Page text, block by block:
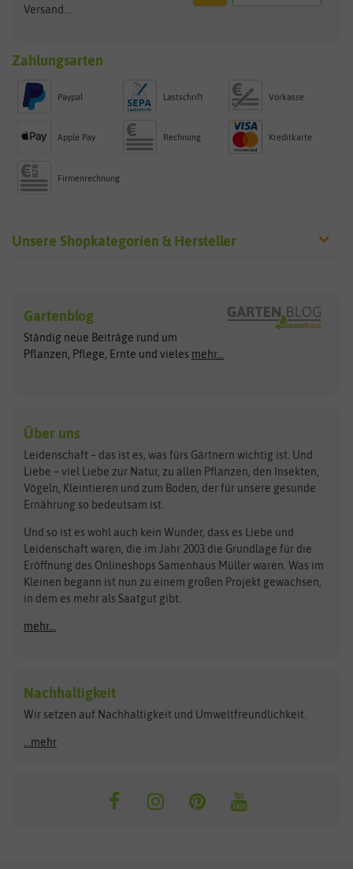
Versand...
Zahlungsarten
Paypal Lastschrift Vorkasse
Apple Pay Rechnung Kreditkarte
Firmenrechnung
Unsere Shopkategorien & Hersteller
Exotische Samen
Gemüsesamen
Gründünger
Kräutersamen
Obstsamen
Pilzbrut
Rasensamen
Steckzwiebeln
Zimmer & Kübelpflanzen
Kataloge
Schnäppchen
Anzucht & Gartenzubehör
Anzuchtschalen
Heizmatte & Heizkabel
Kokos-Quelltabletten
Zimmergewächshaus
Arche Noah
ASB Greenworld
Benary
Bingenheimer Saatgut
Bionana
BIOWOL
Blumicorn
Bûten Birds
Carl Pabst
Clever Pots
COMPO
Dürr-Samen
Feldsaaten Freudenberger
Fertil
Flora Elite
Florissa
Flortis
Franchi Sementi
Hortitops
JUB Holland
Gartenblog
Ständig neue Beiträge rund um
Pflanzen, Pflege, Ernte und vieles mehr...
Über uns
Leidenschaft – das ist es, was fürs Gärtnern wichtig ist. Und
Liebe – viel Liebe zur Natur, zu allen Pflanzen, den Insekten,
Vögeln, Kleintieren und zum Boden, der für unsere gesunde
Ernährung so bedeutsam ist.
Und so ist es wohl auch kein Wunder, dass es Liebe und
Leidenschaft waren, die im Jahr 2003 die Grundlage für die
Eröffnung des Onlineshops Samenhaus Müller waren. Was im
Kleinen begann ist nun zu einem großen Projekt gewachsen,
in dem es mehr als Saatgut gibt.
mehr...
Nachhaltigkeit
Wir setzen auf Nachhaltigkeit und Umweltfreundlichkeit.
...mehr